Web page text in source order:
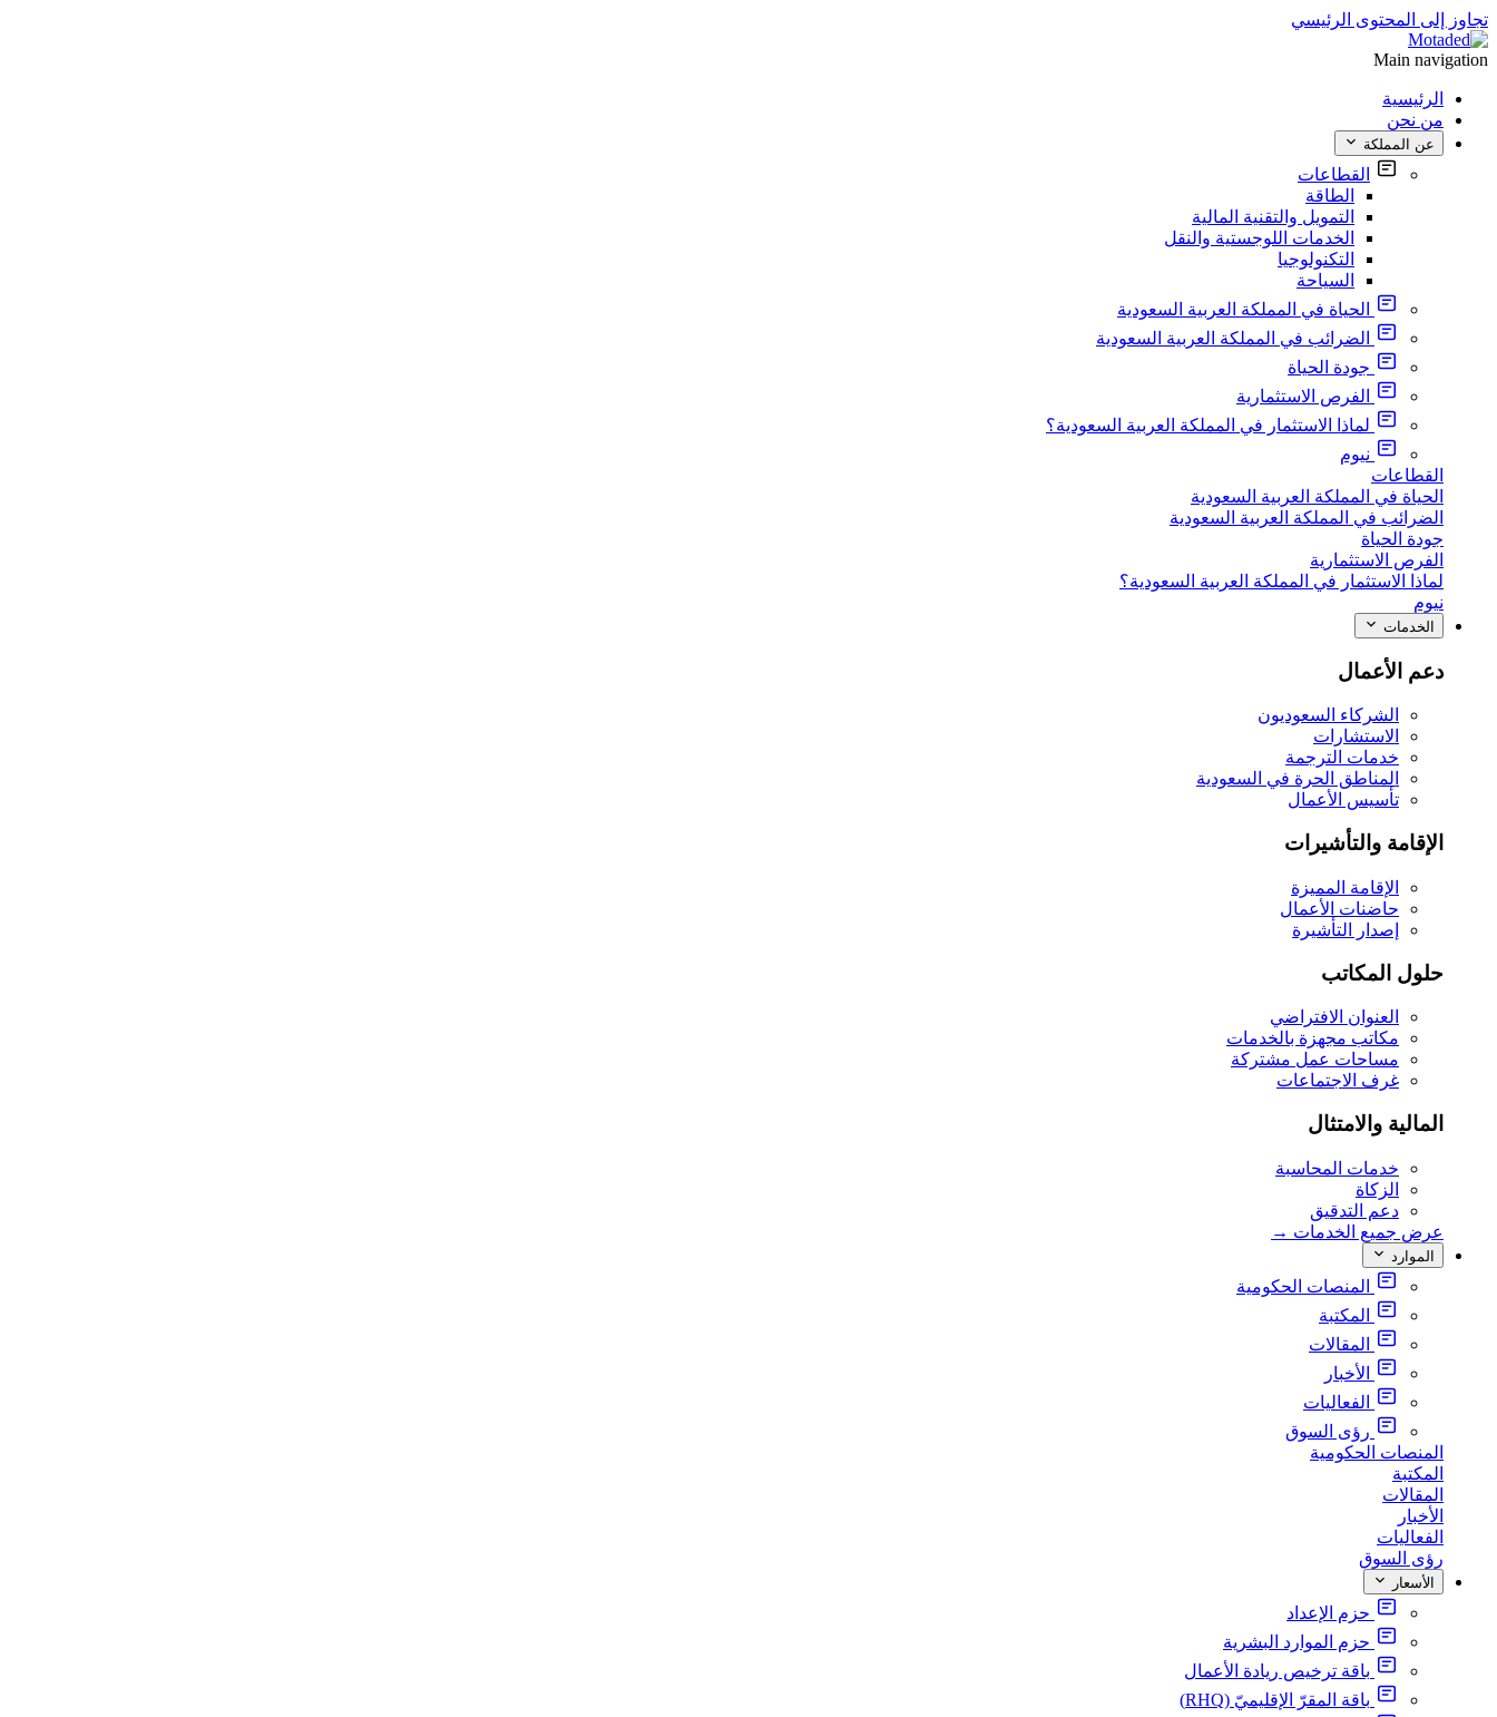
تجاوز إلى المحتوى الرئيسي
Main navigation
الرئيسية
من نحن
عن المملكة
القطاعات
الطاقة
التمويل والتقنية المالية
الخدمات اللوجستية والنقل
التكنولوجيا
السياحة
الحياة في المملكة العربية السعودية
الضرائب في المملكة العربية السعودية
جودة الحياة
الفرص الاستثمارية
لماذا الاستثمار في المملكة العربية السعودية؟
نيوم
القطاعات
الحياة في المملكة العربية السعودية
الضرائب في المملكة العربية السعودية
جودة الحياة
الفرص الاستثمارية
لماذا الاستثمار في المملكة العربية السعودية؟
نيوم
الخدمات
دعم الأعمال
الشركاء السعوديون
الاستشارات
خدمات الترجمة
المناطق الحرة في السعودية
تأسيس الأعمال
الإقامة والتأشيرات
الإقامة المميزة
حاضنات الأعمال
إصدار التأشيرة
حلول المكاتب
العنوان الافتراضي
مكاتب مجهزة بالخدمات
مساحات عمل مشتركة
غرف الاجتماعات
المالية والامتثال
خدمات المحاسبة
الزكاة
دعم التدقيق
عرض جميع الخدمات →
الموارد
المنصات الحكومية
المكتبة
المقالات
الأخبار
الفعاليات
رؤى السوق
المنصات الحكومية
المكتبة
المقالات
الأخبار
الفعاليات
رؤى السوق
الأسعار
حزم الإعداد
حزم الموارد البشرية
باقة ترخيص ريادة الأعمال
باقة المقرّ الإقليميّ (RHQ)